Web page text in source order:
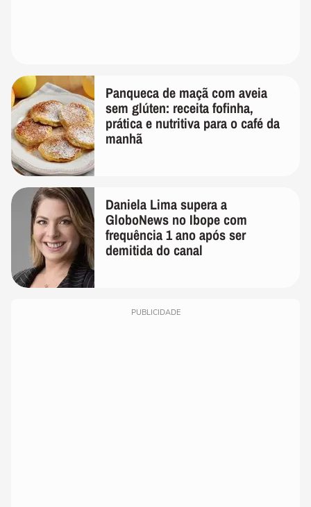
Panqueca de maçã com aveia
sem glúten: receita fofinha,
prática e nutritiva para o café da
manhã
Daniela Lima supera a
GloboNews no Ibope com
frequência 1 ano após ser
demitida do canal
PUBLICIDADE